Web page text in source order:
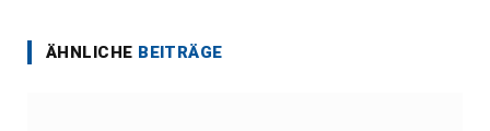
ÄHNLICHE BEITRÄGE